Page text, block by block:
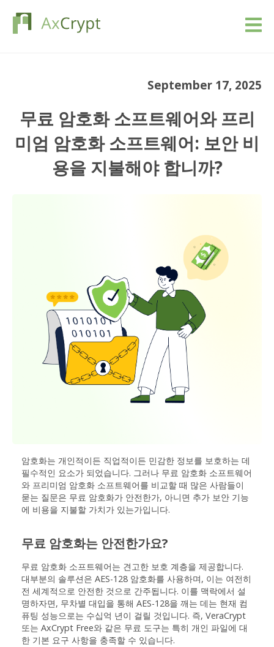
저희 상품
September 17, 2025
무료 암호화 소프트웨어와 프리
미엄 암호화 소프트웨어: 보안 비
용을 지불해야 합니까?
암호화는 개인적이든 직업적이든 민감한 정보를 보호하는 데
필수적인 요소가 되었습니다. 그러나 무료 암호화 소프트웨어
와 프리미엄 암호화 소프트웨어를 비교할 때 많은 사람들이
묻는 질문은 무료 암호화가 안전한가, 아니면 추가 보안 기능
에 비용을 지불할 가치가 있는가입니다.
무료 암호화는 안전한가요?
무료 암호화 소프트웨어는 견고한 보호 계층을 제공합니다.
대부분의 솔루션은 AES-128 암호화를 사용하며, 이는 여전히
전 세계적으로 안전한 것으로 간주됩니다. 이를 맥락에서 설
명하자면, 무차별 대입을 통해 AES-128을 깨는 데는 현재 컴
퓨팅 성능으로는 수십억 년이 걸릴 것입니다. 즉, VeraCrypt
또는 AxCrypt Free와 같은 무료 도구는 특히 개인 파일에 대
한 기본 요구 사항을 충족할 수 있습니다.